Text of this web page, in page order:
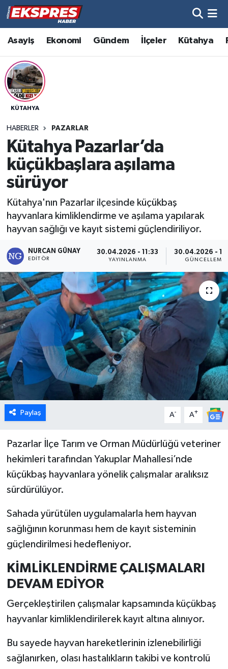
Asayiş Ekonomi Gündem İlçeler Kütahya
KÜTAHYA
HABERLER PAZARLAR
Kütahya Pazarlar’da
küçükbaşlara aşılama
sürüyor
Kütahya'nın Pazarlar ilçesinde küçükbaş
hayvanlara kimliklendirme ve aşılama yapılarak
hayvan sağlığı ve kayıt sistemi güçlendiriliyor.
NURCAN GÜNAY
EDITÖR
30.04.2026 - 11:33
YAYINLANMA
30.04.2026 -
GÜNCELLEME
Paylaş A- A+
Pazarlar İlçe Tarım ve Orman Müdürlüğü veteriner
hekimleri tarafından Yakuplar Mahallesi’nde
küçükbaş hayvanlara yönelik çalışmalar aralıksız
sürdürülüyor.
Sahada yürütülen uygulamalarla hem hayvan
sağlığının korunması hem de kayıt sisteminin
güçlendirilmesi hedefleniyor.
KİMLİKLENDİRME ÇALIŞMALARI
DEVAM EDİYOR
Gerçekleştirilen çalışmalar kapsamında küçükbaş
hayvanlar kimliklendirilerek kayıt altına alınıyor.
Bu sayede hayvan hareketlerinin izlenebilirliği
sağlanırken, olası hastalıkların takibi ve kontrolü
Altıntaş
Asayiş
Aslanapa
Bölge
Çavdarhisar
Dumlupınar
Dünya
Eğitim
Ekonomi
Emet
Foto Galeri
Gediz
Genel
Hisarcık
İlçeler
Kültür Sanat
Magazin
Otomobil
Politika
Hava Durumu
Trafik Durumu
Süper Lig Puan Durumu ve Fikstür
Son Dakika Haberleri
Haber Arşivi